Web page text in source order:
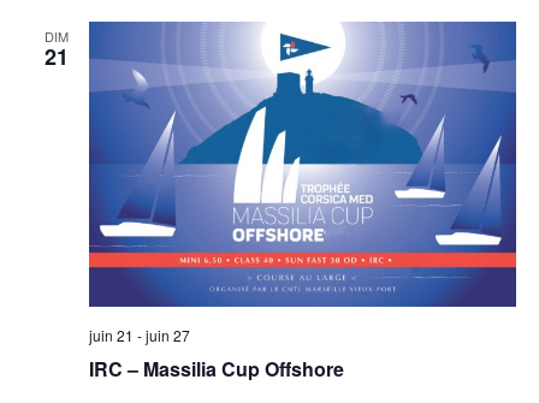
DIM
21
IRC – Massilia Cup Offshore
juin 21 -juin 27